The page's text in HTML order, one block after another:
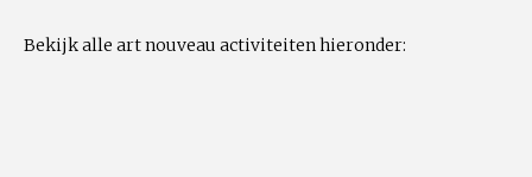
Bekijk alle art nouveau activiteiten hieronder: